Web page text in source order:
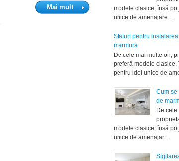
modele clasice, însă
unice de amenajare...
Sfaturi pentru
marmura
De cele mai multe ori,
preferă modele clasice,
pentru idei unice de
Cum se
de
De cele
modele clasice, însă
unice de amenajar...
Mai mult